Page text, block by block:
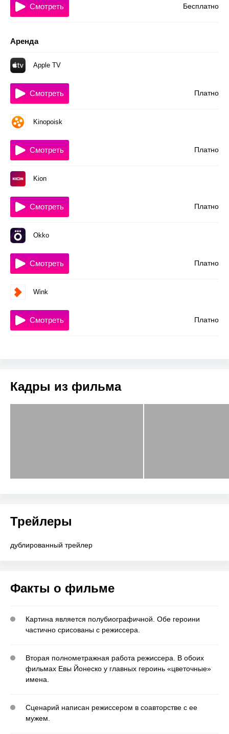
Бесплатно
Смотреть
Аренда
Apple TV
Платно
Смотреть
Kinopoisk
Платно
Смотреть
Kion
Платно
Смотреть
Okko
Платно
Смотреть
Wink
Платно
Смотреть
Кадры из фильма
Трейлеры
дублированный трейлер
Факты о фильме
Картина является полубиографичной. Обе героини
частично срисованы с режиссера.
Вторая полнометражная работа режиссера. В обоих
фильмах Евы Йонеско у главных героинь «цветочные»
имена.
Сценарий написан режиссером в соавторстве с ее
мужем.